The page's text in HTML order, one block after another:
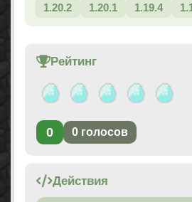
1.20.2
1.20.1 1.19.4
Рейтинг
0 0 голосов
Действия